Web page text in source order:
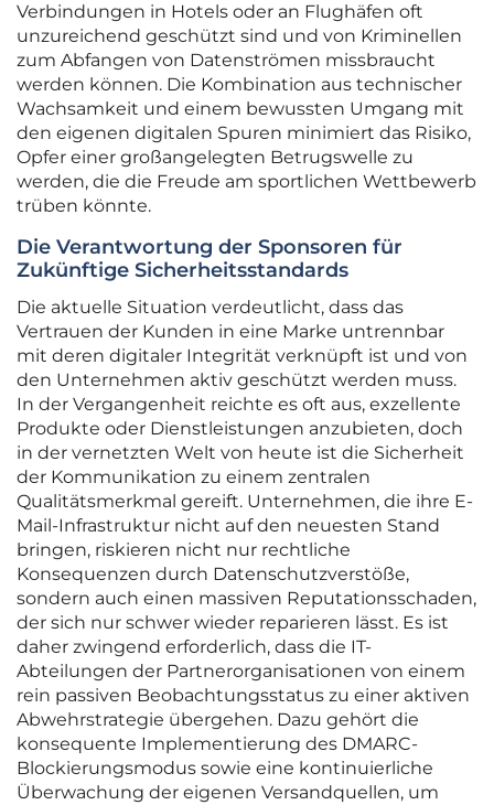
Verbindungen in Hotels oder an Flughäfen oft
unzureichend geschützt sind und von Kriminellen
zum Abfangen von Datenströmen missbraucht
werden können. Die Kombination aus technischer
Wachsamkeit und einem bewussten Umgang mit
den eigenen digitalen Spuren minimiert das Risiko,
Opfer einer großangelegten Betrugswelle zu
werden, die die Freude am sportlichen Wettbewerb
trüben könnte.
Die Verantwortung der Sponsoren für
Zukünftige Sicherheitsstandards
Die aktuelle Situation verdeutlicht, dass das
Vertrauen der Kunden in eine Marke untrennbar
mit deren digitaler Integrität verknüpft ist und von
den Unternehmen aktiv geschützt werden muss.
In der Vergangenheit reichte es oft aus, exzellente
Produkte oder Dienstleistungen anzubieten, doch
in der vernetzten Welt von heute ist die Sicherheit
der Kommunikation zu einem zentralen
Qualitätsmerkmal gereift. Unternehmen, die ihre E-
Mail-Infrastruktur nicht auf den neuesten Stand
bringen, riskieren nicht nur rechtliche
Konsequenzen durch Datenschutzverstöße,
sondern auch einen massiven Reputationsschaden,
der sich nur schwer wieder reparieren lässt. Es ist
daher zwingend erforderlich, dass die IT-
Abteilungen der Partnerorganisationen von einem
rein passiven Beobachtungsstatus zu einer aktiven
Abwehrstrategie übergehen. Dazu gehört die
konsequente Implementierung des DMARC-
Blockierungsmodus sowie eine kontinuierliche
Überwachung der eigenen Versandquellen, um